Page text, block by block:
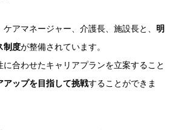
アマネージャー、介護長、施設長と、 明
制度が整備されています。
に合わせたキャリアプランを立案すること
アップを目指して挑戦することができま